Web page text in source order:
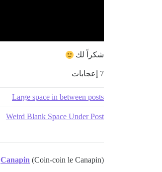
شكراً لك
7 إعجابات
Large space in between posts
Weird Blank Space Under Post
Canapin (Coin-coin le Canapin)